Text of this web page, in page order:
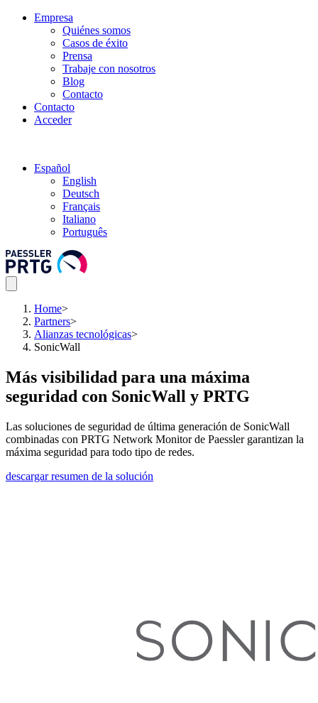
Empresa
Quiénes somos
Casos de éxito
Prensa
Trabaje con nosotros
Blog
Contacto
Contacto
Acceder
Español
English
Deutsch
Français
Italiano
Português
Home>
Partners>
Alianzas tecnológicas>
SonicWall
Más visibilidad para una máxima
seguridad con SonicWall y PRTG
Las soluciones de seguridad de última generación de SonicWall
combinadas con PRTG Network Monitor de Paessler garantizan la
máxima seguridad para todo tipo de redes.
descargar resumen de la solución